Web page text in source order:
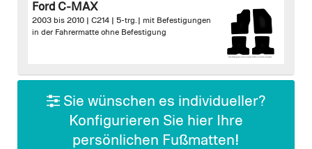
beginning
gallery
Ford C-MAX
2003 bis 2010 | C214 | 5-trg. | mit Befestigungen
in der Fahrermatte ohne Befestigung
Sie wünschen es individueller?
Konfigurieren Sie hier Ihre
persönlichen Fußmatten!